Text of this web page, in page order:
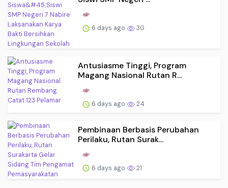
6 days ago 30
Antusiasme Tinggi, Program
Magang Nasional Rutan R...
6 days ago 24
Pembinaan Berbasis Perubahan
Perilaku, Rutan Surak...
6 days ago 21